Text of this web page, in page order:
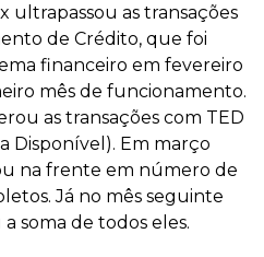
ultrapassou as transações
de Crédito, que foi
financeiro em fevereiro
mês de funcionamento.
as transações com TED
Disponível). Em março
na frente em número de
Já no mês seguinte
soma de todos eles.